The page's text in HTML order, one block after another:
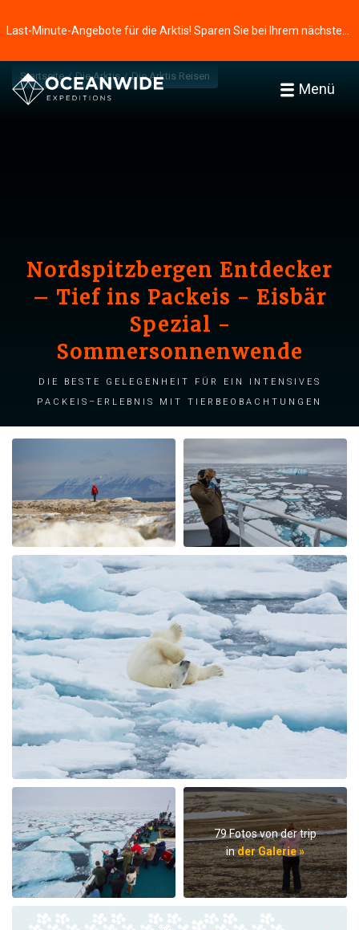
Menü
Startseite Die Arktis Die Arktis Reisen
Nordspitzbergen Entdecker
– Tief ins Packeis - Eisbär
Spezial -
Sommersonnenwende
Die beste Gelegenheit für ein intensives
Packeis–Erlebnis mit Tierbeobachtungen
79 Fotos von der trip
inder Galerie »